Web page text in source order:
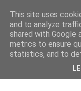
This site uses
and to analyze
shared with Google
metrics to ensure
statistics, and to